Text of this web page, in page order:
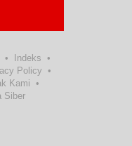
Indeks
Policy
Kami
Siber